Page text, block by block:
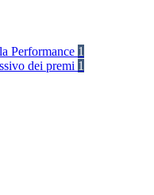
Performance 1
dei premi 1